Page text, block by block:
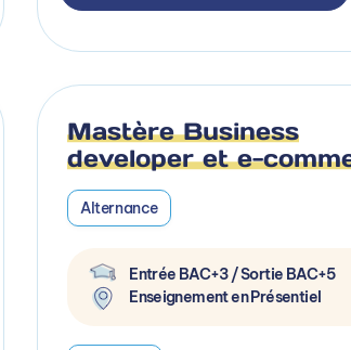
Mastère Business
developer et e-
Alternance
Entrée BAC+3 / Sortie BAC+5
Enseignement en Présentiel